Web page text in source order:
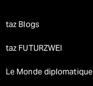
taz Blogs
taz FUTURZWEI
Le Monde diplomatique